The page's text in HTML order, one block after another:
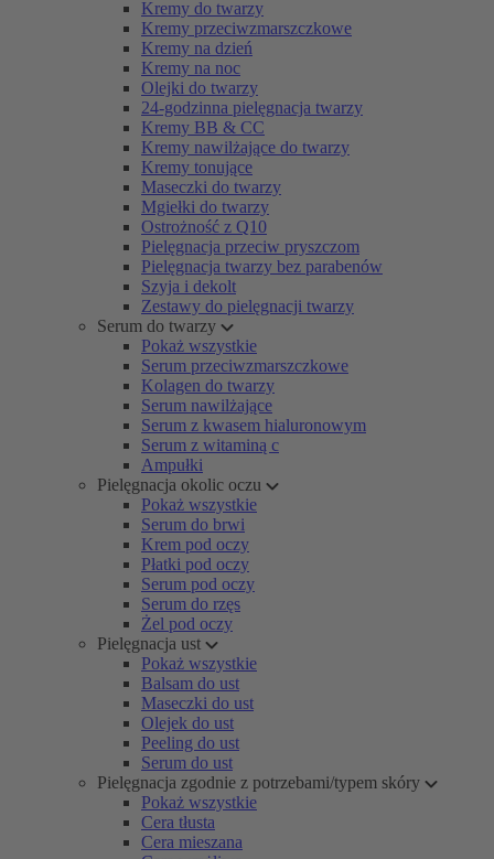
Kremy do twarzy
Kremy przeciwzmarszczkowe
Kremy na dzień
Kremy na noc
Olejki do twarzy
24-godzinna pielęgnacja twarzy
Kremy BB & CC
Kremy nawilżające do twarzy
Kremy tonujące
Maseczki do twarzy
Mgiełki do twarzy
Ostrożność z Q10
Pielęgnacja przeciw pryszczom
Pielęgnacja twarzy bez parabenów
Szyja i dekolt
Zestawy do pielęgnacji twarzy
Serum do twarzy
Pokaż wszystkie
Serum przeciwzmarszczkowe
Kolagen do twarzy
Serum nawilżające
Serum z kwasem hialuronowym
Serum z witaminą c
Ampułki
Pielęgnacja okolic oczu
Pokaż wszystkie
Serum do brwi
Krem pod oczy
Płatki pod oczy
Serum pod oczy
Serum do rzęs
Żel pod oczy
Pielęgnacja ust
Pokaż wszystkie
Balsam do ust
Maseczki do ust
Olejek do ust
Peeling do ust
Serum do ust
Pielęgnacja zgodnie z potrzebami/typem skóry
Pokaż wszystkie
Cera tłusta
Cera mieszana